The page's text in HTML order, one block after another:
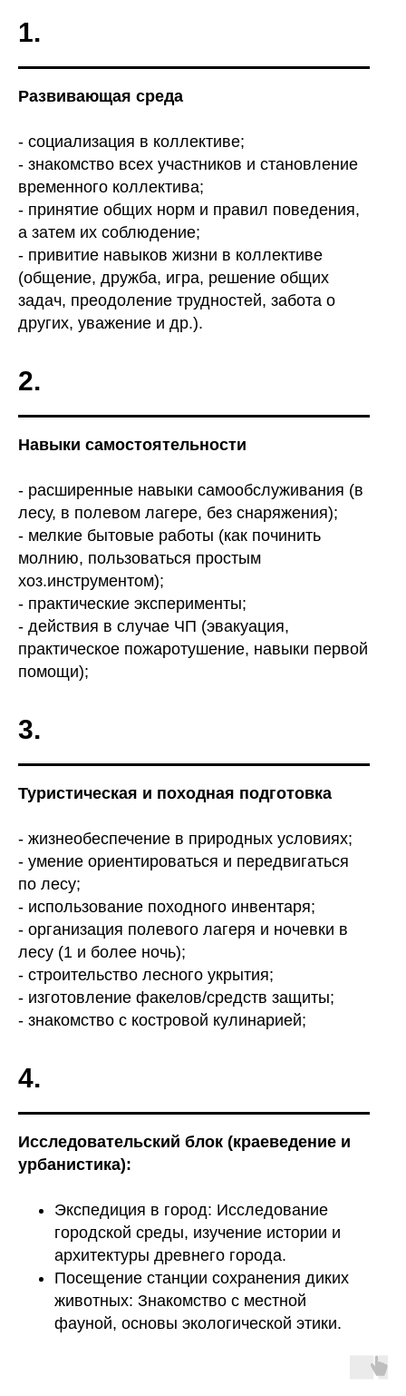
1.
Развивающая среда
- социализация в коллективе;
- знакомство всех участников и становление
временного коллектива;
- принятие общих норм и правил поведения,
а затем их соблюдение;
- привитие навыков жизни в коллективе
(общение, дружба, игра, решение общих
задач, преодоление трудностей, забота о
других, уважение и др.).
2.
Навыки самостоятельности
- расширенные навыки самообслуживания (в
лесу, в полевом лагере, без снаряжения);
- мелкие бытовые работы (как починить
молнию, пользоваться простым
хоз.инструментом);
- практические эксперименты;
- действия в случае ЧП (эвакуация,
практическое пожаротушение, навыки первой
помощи);
3.
Туристическая и походная подготовка
- жизнеобеспечение в природных условиях;
- умение ориентироваться и передвигаться
по лесу;
- использование походного инвентаря;
- организация полевого лагеря и ночевки в
лесу (1 и более ночь);
- строительство лесного укрытия;
- изготовление факелов/средств защиты;
- знакомство с костровой кулинарией;
4.
Исследовательский блок (краеведение и
урбанистика):
Экспедиция в город: Исследование
городской среды, изучение истории и
архитектуры древнего города.
Посещение станции сохранения диких
животных: Знакомство с местной
фауной, основы экологической этики.
ПОДГОТОВКА
ОРГАНИЗАЦИОННЫЕ
ДЕТАЛИ (СПИСОК)
Политика конфиденциальности
Программы